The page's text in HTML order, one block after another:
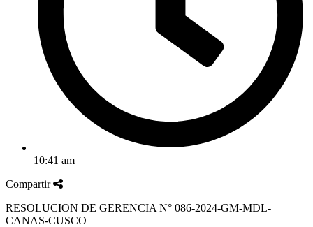
10:41 am
Compartir
RESOLUCION DE GERENCIA N° 086-2024-GM-MDL-
CANAS-CUSCO